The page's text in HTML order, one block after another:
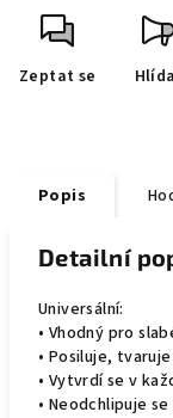
Zeptat se
Popis
Detailní
Universální:
• Vhodný pro
• Posiluje,
• Vytvrdí se v
• Neodchlipuje